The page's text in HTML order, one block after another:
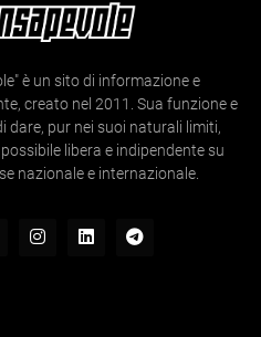
è un sito di informazione e
creato nel 2011. Sua funzione e
dare, pur nei suoi naturali limiti,
libera e indipendente su
nazionale e internazionale.